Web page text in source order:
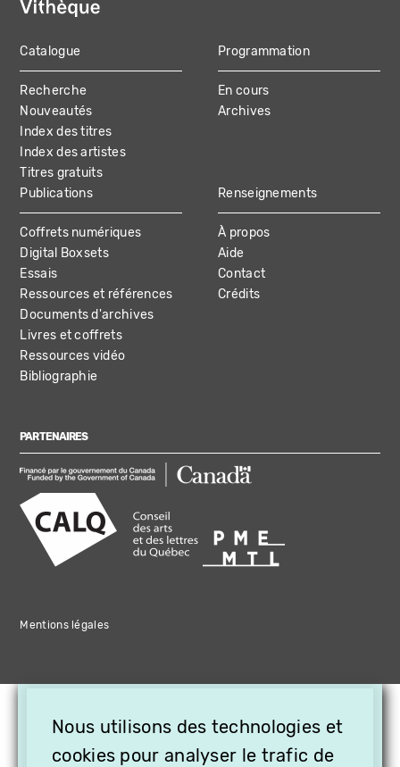
MAIN
NAVIGATION
Catalogue
Recherche
Nouveautés
Index des titres
Index des artistes
Titres gratuits
Programmation
En cours
Archives
Publications
Coffrets numériques
Digital Boxsets
Essais
Ressources et références
Documents d'archives
Livres et coffrets
Ressources vidéo
Bibliographie
Renseignements
À propos
Aide
Contact
Crédits
PARTENAIRES
Mentions légales
Nous utilisons des technologies et
cookies pour analyser le trafic de
OFFREZ LA VIDÉO EN
CADEAU, ABONNEZ VOS